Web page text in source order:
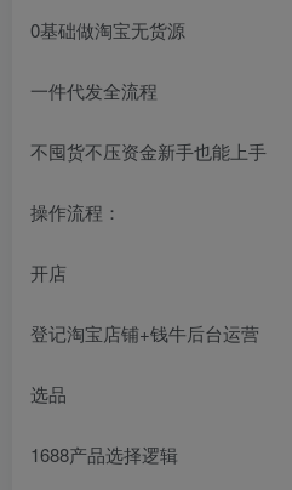
0基础做淘宝无货源
一件代发全流程
不囤货不压资金新手也能上手
操作流程：
开店
登记淘宝店铺+钱牛后台运营
选品
1688产品选择逻辑